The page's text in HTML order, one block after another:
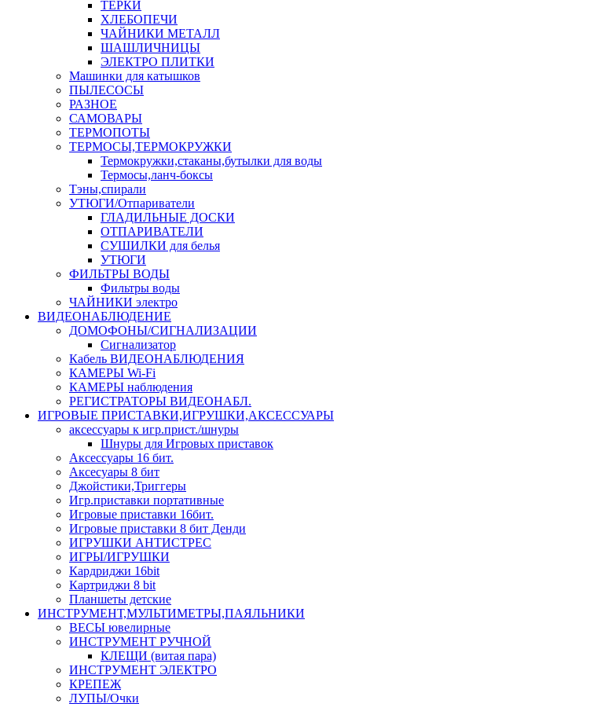
ТЕРКИ
ХЛЕБОПЕЧИ
ЧАЙНИКИ МЕТАЛЛ
ШАШЛИЧНИЦЫ
ЭЛЕКТРО ПЛИТКИ
Машинки для катышков
ПЫЛЕСОСЫ
РАЗНОЕ
САМОВАРЫ
ТЕРМОПОТЫ
ТЕРМОСЫ,ТЕРМОКРУЖКИ
Термокружки,стаканы,бутылки для воды
Термосы,ланч-боксы
Тэны,спирали
УТЮГИ/Отпариватели
ГЛАДИЛЬНЫЕ ДОСКИ
ОТПАРИВАТЕЛИ
СУШИЛКИ для белья
УТЮГИ
ФИЛЬТРЫ ВОДЫ
Фильтры воды
ЧАЙНИКИ электро
ВИДЕОНАБЛЮДЕНИЕ
ДОМОФОНЫ/СИГНАЛИЗАЦИИ
Сигнализатор
Кабель ВИДЕОНАБЛЮДЕНИЯ
КАМЕРЫ Wi-Fi
КАМЕРЫ наблюдения
РЕГИСТРАТОРЫ ВИДЕОНАБЛ.
ИГРОВЫЕ ПРИСТАВКИ,ИГРУШКИ,АКСЕССУАРЫ
аксесcуары к игр.прист./шнуры
Шнуры для Игровых приставок
Аксессуары 16 бит.
Аксесуары 8 бит
Джойстики,Триггеры
Игр.приставки портативные
Игровые приставки 16бит.
Игровые приставки 8 бит Денди
ИГРУШКИ АНТИСТРЕС
ИГРЫ/ИГРУШКИ
Кардриджи 16bit
Картриджи 8 bit
Планшеты детские
ИНСТРУМЕНТ,МУЛЬТИМЕТРЫ,ПАЯЛЬНИКИ
ВЕСЫ ювелирные
ИНСТРУМЕНТ РУЧНОЙ
КЛЕЩИ (витая пара)
ИНСТРУМЕНТ ЭЛЕКТРО
КРЕПЕЖ
ЛУПЫ/Очки